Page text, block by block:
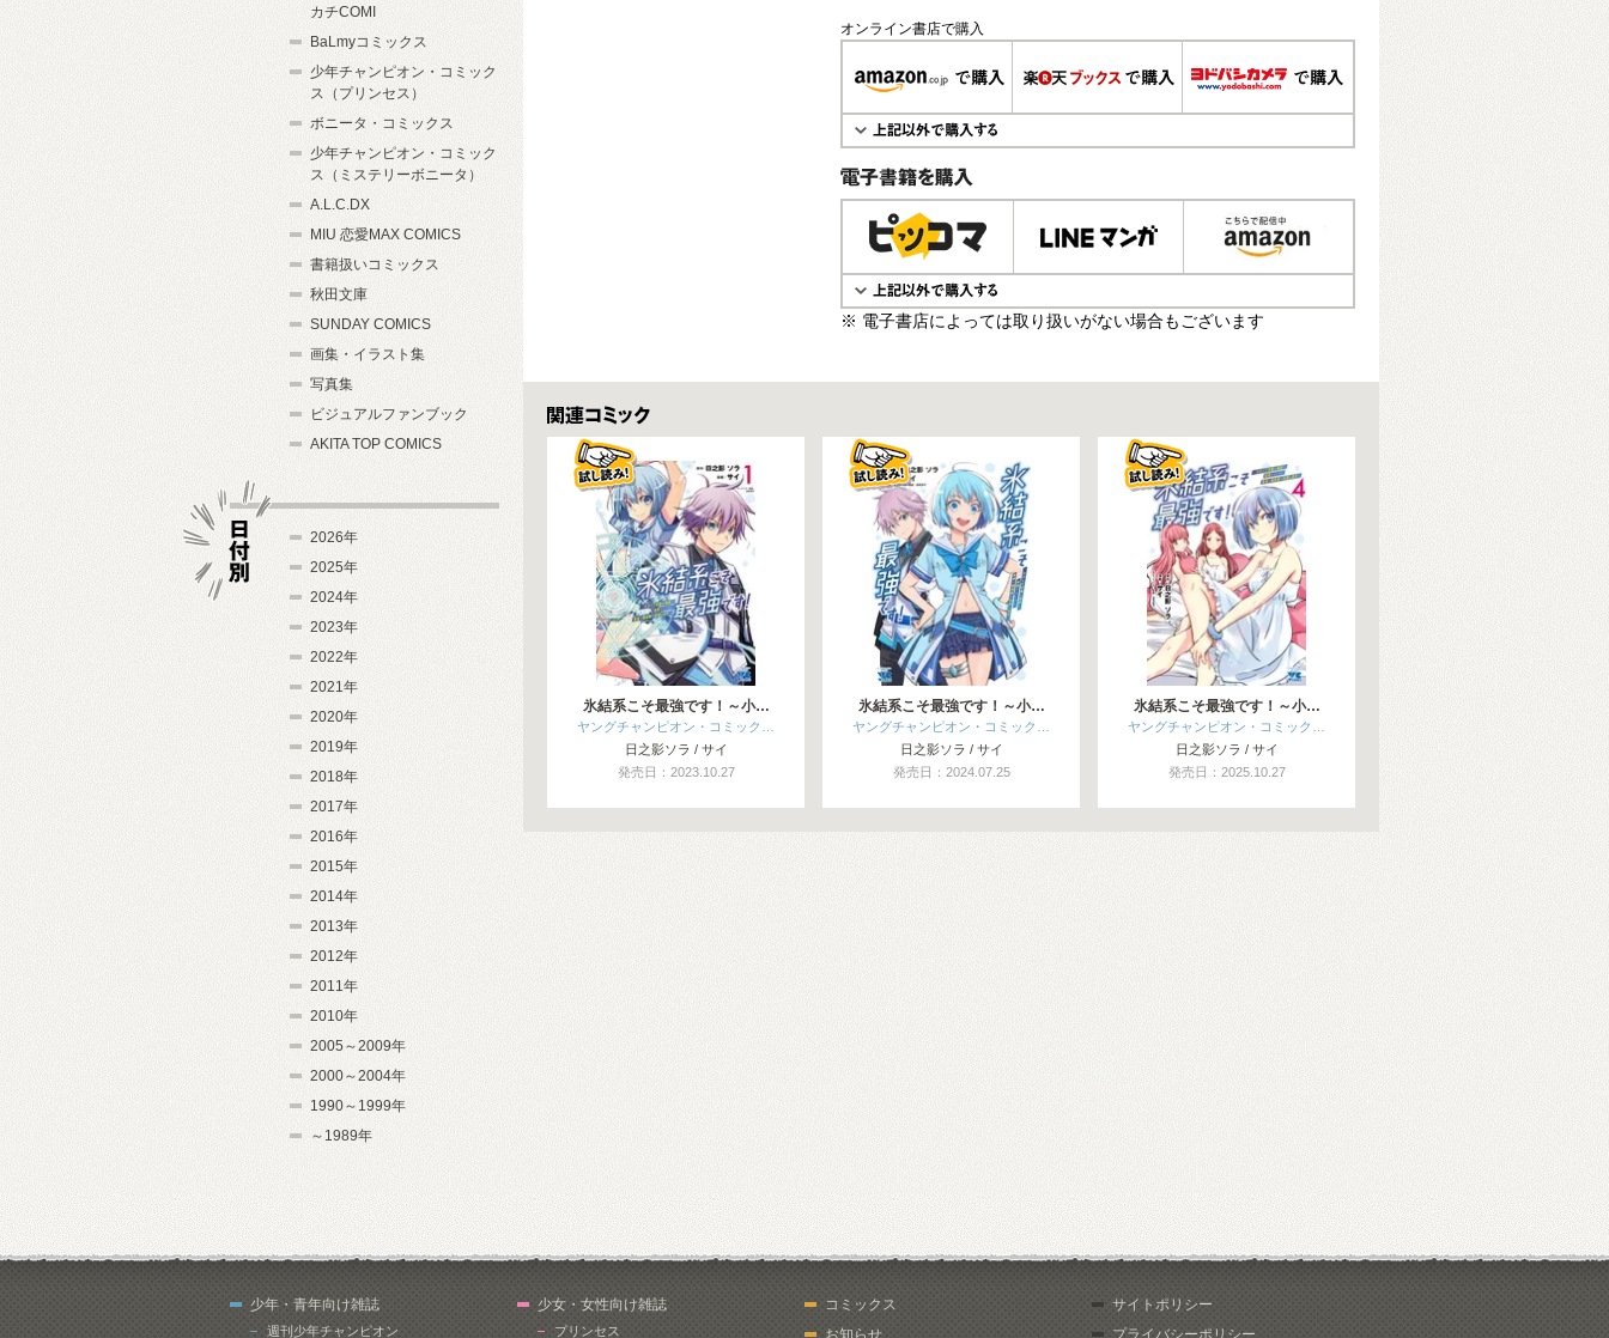
オンライン書店で購入
電子書籍で購入
※ 電子書店によっては取り扱いがない場合もございます
関連コミックス
氷結系こそ最強です！～小…
ヤングチャンピオン・コミック…
日之影ソラ / サイ
発売日：2023.10.27
氷結系こそ最強です！～小…
ヤングチャンピオン・コミック…
日之影ソラ / サイ
発売日：2024.07.25
氷結系こそ最強です！～小…
ヤングチャンピオン・コミック…
日之影ソラ / サイ
発売日：2025.10.27
カチCOMI
BaLmyコミックス
少年チャンピオン・コミック
ス（プリンセス）
ボニータ・コミックス
少年チャンピオン・コミック
ス（ミステリーボニータ）
A.L.C.DX
MIU 恋愛MAX COMICS
書籍扱いコミックス
秋田文庫
SUNDAY COMICS
画集・イラスト集
写真集
ビジュアルファンブック
AKITA TOP COMICS
2026年
2025年
2024年
2023年
2022年
2021年
2020年
2019年
2018年
2017年
2016年
2015年
2014年
2013年
2012年
2011年
2010年
2005～2009年
2000～2004年
1990～1999年
～1989年
少年・青年向け雑誌
週刊少年チャンピオン
少女・女性向け雑誌
プリンセス
コミックス
お知らせ
サイトポリシー
プライバシーポリシー